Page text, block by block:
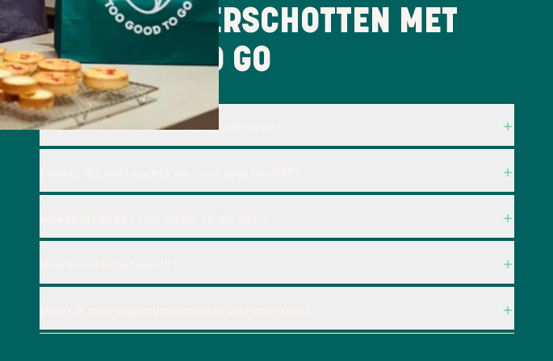
VOEDSELOVERSCHOTTEN MET
TOO GOOD TO GO
Hoe kan mijn winkel hiervan profiteren?